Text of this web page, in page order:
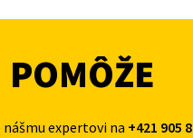
POMÔŽE
expertovi na +421 905